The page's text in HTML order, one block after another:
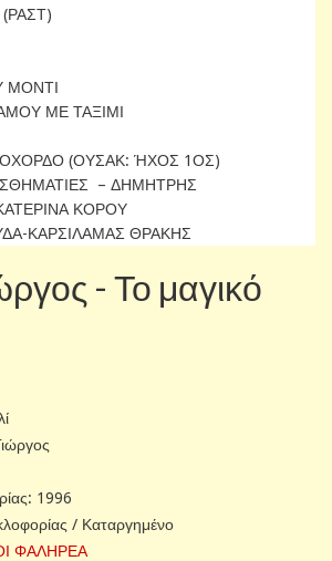
ΜΕ ΤΑΞΙΜΙ
(ΟΥΣΑΚ: ΉΧΟΣ 1ΟΣ)
– ΔΗΜΗΤΡΗΣ
ΚΟΡΟΥ
ΚΑΡΣΙΛΑΜΑΣ ΘΡΑΚΗΣ
- Το μαγικό
1996
/ Καταργημένο
ΦΑΛΗΡΕΑ